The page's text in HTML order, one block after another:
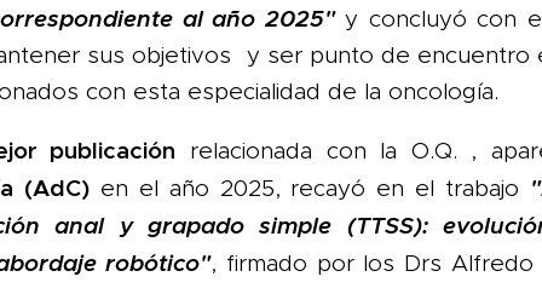
al año 2025"y concluyó con
sus objetivos y ser punto de encuentro
con esta especialidad de la oncología.
publicación relacionada con la O.Q. ,
(AdC)en el año 2025, recayó en el trabajo
anal y grapado simple (TTSS):
robótico", firmado por los Drs Alfredo